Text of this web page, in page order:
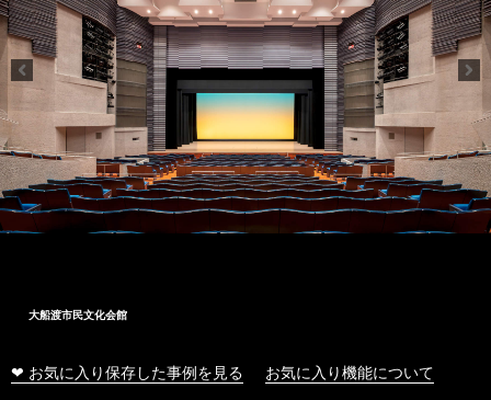
大船渡市民文化会館
❤ お気に入り保存した事例を見る お気に入り機能について